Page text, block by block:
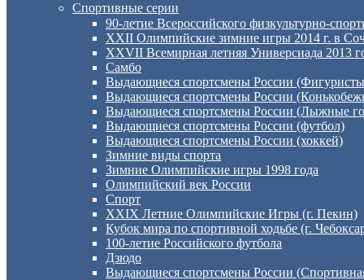
Спортивные серии
90-летие Всероссийского физкультурно-
XXII Олимпийские зимние игры 2014 г. в
XXVII Всемирная летняя Универсиада 2013
Самбо
Выдающиеся спортсмены России
Выдающиеся спортсмены России
Выдающиеся спортсмены России (Лыжные
Выдающиеся спортсмены России (футбол)
Выдающиеся спортсмены России (хоккей)
Зимние виды спорта
Зимние Олимпийские игры 1998 года
Олимпийский век России
Спорт
XXIX Летние Олимпийские Игры (г. Пекин)
Кубок мира по спортивной ходьбе (г.
100-летие Российского футбола
Дзюдо
Выдающиеся спортсмены России